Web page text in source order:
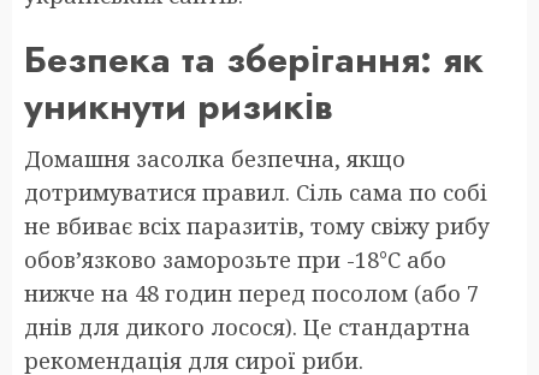
Безпека та зберігання: як
уникнути ризиків
Домашня засолка безпечна, якщо
дотримуватися правил. Сіль сама по собі
не вбиває всіх паразитів, тому свіжу рибу
обов’язково заморозьте при -18°C або
нижче на 48 годин перед посолом (або 7
днів для дикого лосося). Це стандартна
рекомендація для сирої риби.